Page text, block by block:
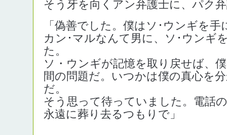
そう牙を向くアン弁護士に、パク
「偽善でした。僕はソ･ウンギを
カン･マルなんて男に、ソ･ウンギ
た。
ソ・ウンギが記憶を取り戻せば、
間の問題だ。いつかは僕の真心を
だ。
そう思って待っていました。電話
永遠に葬り去るつもりで」